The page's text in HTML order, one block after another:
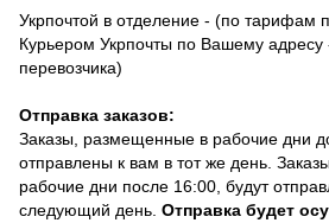
Укрпочтой в отделение - (по тарифам
Курьером Укрпочты по Вашему
перевозчика)
Отправка заказов:
Заказы, размещенные в рабочие дни
отправлены к вам в тот же день.
рабочие дни после 16:00, будут
следующий день. Отправка будет